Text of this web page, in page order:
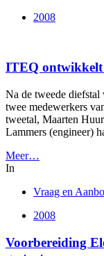
2008
ITEQ ontwikkelt
Na de tweede diefstal
twee medewerkers
tweetal, Maarten
Lammers (engineer)
Meer…
In
Vraag en
2008
Voorbereiding